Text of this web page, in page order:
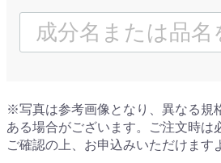
※写真は参考画像となり、異なる規
ある場合がございます。ご注文時は
ご確認の上、お申込みいただけます